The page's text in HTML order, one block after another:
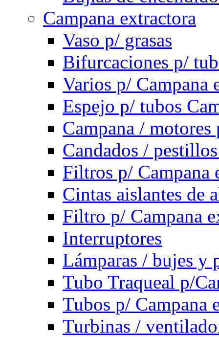
Campana extractora
Vaso p/ grasas
Bifurcaciones p/
Varios p/ Campana
Espejo p/ tubos
Campana /
Candados /
Filtros p/ Campana
Cintas aislantes de
Filtro p/ Campana
Interruptores
Lámparas / bujes y
Tubo Traqueal p/
Tubos p/ Campana
Turbinas /